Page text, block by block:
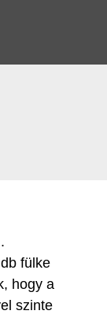
fülke
hogy a
szinte